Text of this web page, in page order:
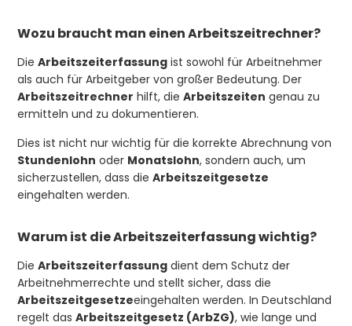
Wozu braucht man einen Arbeitszeitrechner?
DieArbeitszeiterfassung ist sowohl für Arbeitnehmer
als auch für Arbeitgeber von großer Bedeutung. Der
Arbeitszeitrechner hilft, dieArbeitszeiten genau zu
ermitteln und zu dokumentieren.
Dies ist nicht nur wichtig für die korrekte Abrechnung von
Stundenlohn oder Monatslohn, sondern auch, um
sicherzustellen, dass dieArbeitszeitgesetze
eingehalten werden.
Warum ist die Arbeitszeiterfassung wichtig?
DieArbeitszeiterfassung dient dem Schutz der
Arbeitnehmerrechte und stellt sicher, dass die
Arbeitszeitgesetzeeingehalten werden. In Deutschland
regelt dasArbeitszeitgesetz (ArbZG), wie lange und